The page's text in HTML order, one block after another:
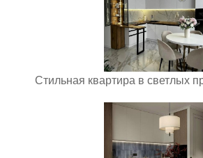
Стильная квартира в светлых